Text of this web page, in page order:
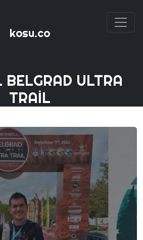
kosu.co
BELGRAD ULTRA
TRAIL